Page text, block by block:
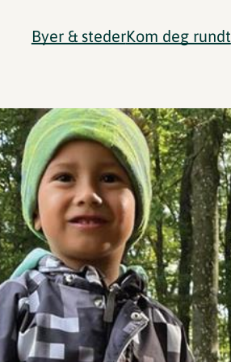
Byer & stederKom deg rundt